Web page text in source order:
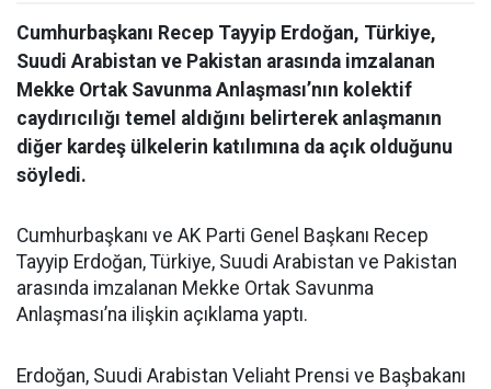
Cumhurbaşkanı Recep Tayyip Erdoğan, Türkiye,
Suudi Arabistan ve Pakistan arasında imzalanan
Mekke Ortak Savunma Anlaşması’nın kolektif
caydırıcılığı temel aldığını belirterek anlaşmanın
diğer kardeş ülkelerin katılımına da açık olduğunu
söyledi.
Cumhurbaşkanı ve AK Parti Genel Başkanı Recep
Tayyip Erdoğan, Türkiye, Suudi Arabistan ve Pakistan
arasında imzalanan Mekke Ortak Savunma
Anlaşması’na ilişkin açıklama yaptı.
Erdoğan, Suudi Arabistan Veliaht Prensi ve Başbakanı